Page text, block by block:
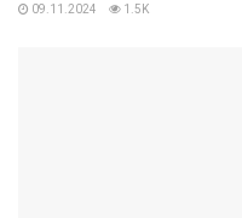
09.11.2024 1.5K